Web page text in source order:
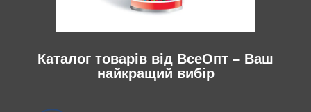
Каталог товарів від ВсеОпт – Ваш
найкращий вибір